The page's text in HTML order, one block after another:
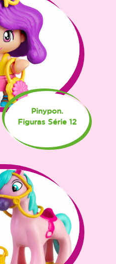
Pinypon.
Figuras Série 12